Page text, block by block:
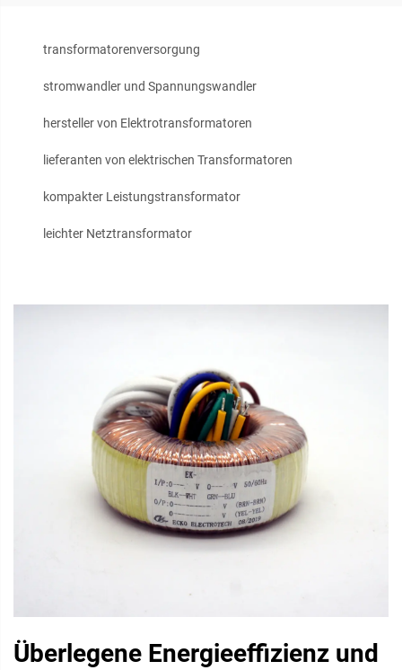
transformatorenversorgung
stromwandler und Spannungswandler
hersteller von Elektrotransformatoren
lieferanten von elektrischen Transformatoren
kompakter Leistungstransformator
leichter Netztransformator
Überlegene Energieeffizienz und